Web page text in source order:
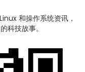
和操作系统资讯，
科技故事。